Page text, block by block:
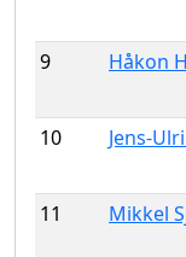
9 Håkon
10 Jens-
11 Mikkel